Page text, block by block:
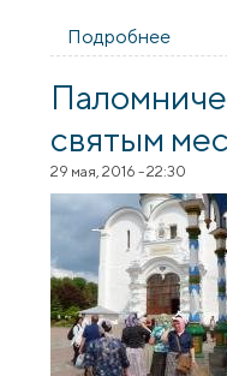
Подробнее
святым
29 мая, 2016 - 22:30